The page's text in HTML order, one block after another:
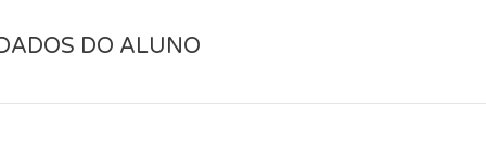
DO ALUNO